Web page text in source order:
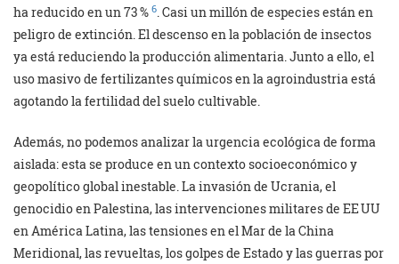
ha reducido en un 73 % 6. Casi un millón de especies están en
peligro de extinción. El descenso en la población de insectos
ya está reduciendo la producción alimentaria. Junto a ello, el
uso masivo de fertilizantes químicos en la agroindustria está
agotando la fertilidad del suelo cultivable.
Además, no podemos analizar la urgencia ecológica de forma
aislada: esta se produce en un contexto socioeconómico y
geopolítico global inestable. La invasión de Ucrania, el
genocidio en Palestina, las intervenciones militares de EE UU
en América Latina, las tensiones en el Mar de la China
Meridional, las revueltas, los golpes de Estado y las guerras por